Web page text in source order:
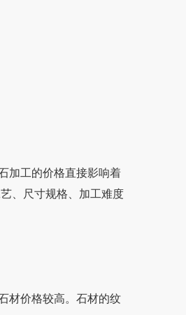
石加工的价格直接影响着
、尺寸规格、加工难度
价格较高。石材的纹